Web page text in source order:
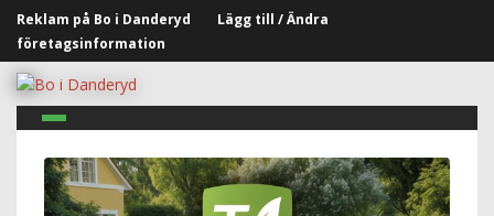
Reklam på Bo i Danderyd
Lägg till / Ändra
företagsinformation